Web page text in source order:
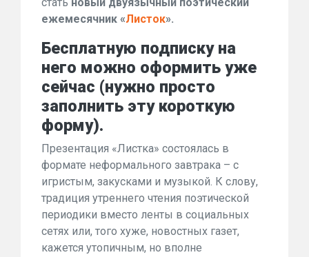
ежемесячник «Листок».
Бесплатную подписку на
него можно оформить уже
сейчас (нужно просто
заполнить эту короткую
форму).
Презентация «Листка» состоялась в
формате неформального завтрака – с
игристым, закусками и музыкой. К слову,
традиция утреннего чтения поэтической
периодики вместо ленты в социальных
сетях или, того хуже, новостных газет,
кажется утопичным, но вполне